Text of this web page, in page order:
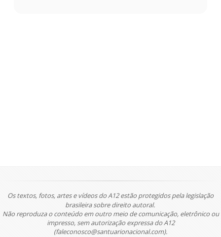
Os textos, fotos, artes e vídeos do A12 estão protegidos pela legislação
brasileira sobre direito autoral.
Não reproduza o conteúdo em outro meio de comunicação, eletrônico ou
impresso, sem autorização expressa do A12
(faleconosco@santuarionacional.com).